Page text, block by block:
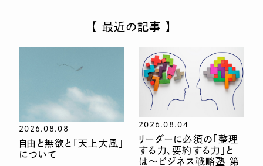
【 最近の記事 】
2026.08.08
自由と無欲と「天上大風」
について
2026.08.04
リーダーに必須の「整理
する力、要約する力」と
は〜ビジネス戦略塾 第